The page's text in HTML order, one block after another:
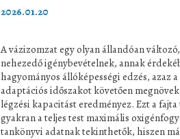
2026.01.20
A vázizomzat egy olyan állandóan
nehezedő igénybevételnek, annak
hagyományos állóképességi edzés,
adaptációs időszakot követően
légzési kapacitást eredményez. Ezt a
gyakran a teljes test maximális
tankönyvi adatnak tekinthetők, hiszen